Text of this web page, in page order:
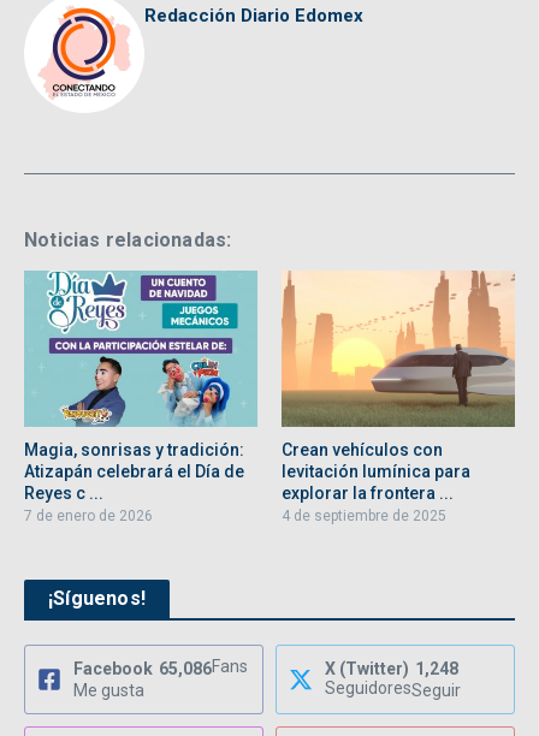
Redacción Diario Edomex
Noticias relacionadas:
Magia, sonrisas y tradición:
Atizapán celebrará el Día de
Reyes c ...
7 de enero de 2026
Crean vehículos con
levitación lumínica para
explorar la frontera ...
4 de septiembre de 2025
¡Síguenos!
Facebook 65,086Fans
Me gusta
X (Twitter) 1,248
SeguidoresSeguir